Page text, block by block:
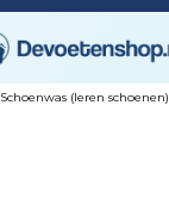
Schoenwas (leren schoenen)